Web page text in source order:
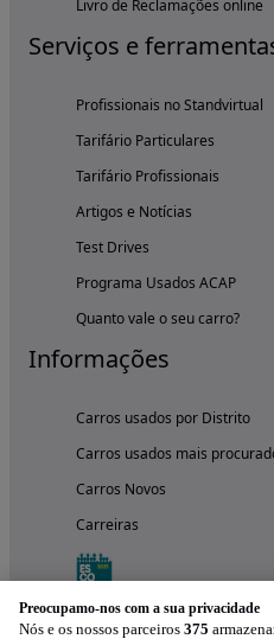
Livro de Reclamações online
Serviços e
Profissionais no Standvirtual
Tarifário Particulares
Tarifário Profissionais
Artigos e Notícias
Test Drives
Programa Usados ACAP
Quanto vale o seu carro?
Informações
Carros usados por Distrito
Carros usados mais
Carros Novos
Carreiras
Preocupamo-nos com a sua privacidade
Nós e os nossos parceiros 375